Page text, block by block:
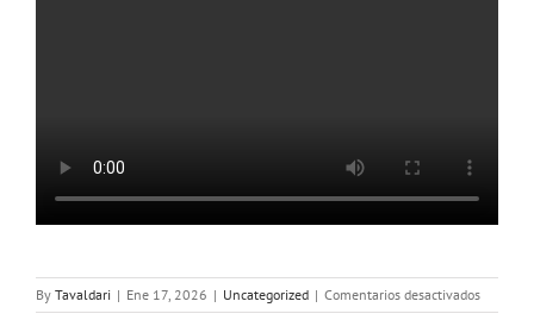
By Tavaldari | Ene 17, 2026 | Uncategorized | Comentarios desactivadosen
SORTEO